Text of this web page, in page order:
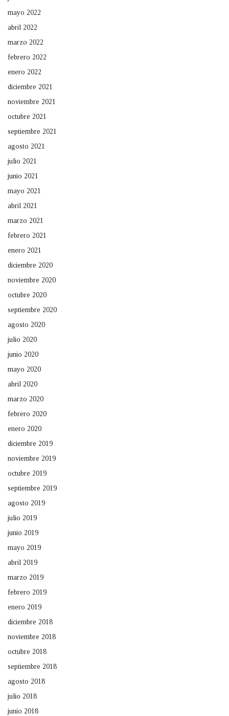
mayo 2022
abril 2022
marzo 2022
febrero 2022
enero 2022
diciembre 2021
noviembre 2021
octubre 2021
septiembre 2021
agosto 2021
julio 2021
junio 2021
mayo 2021
abril 2021
marzo 2021
febrero 2021
enero 2021
diciembre 2020
noviembre 2020
octubre 2020
septiembre 2020
agosto 2020
julio 2020
junio 2020
mayo 2020
abril 2020
marzo 2020
febrero 2020
enero 2020
diciembre 2019
noviembre 2019
octubre 2019
septiembre 2019
agosto 2019
julio 2019
junio 2019
mayo 2019
abril 2019
marzo 2019
febrero 2019
enero 2019
diciembre 2018
noviembre 2018
octubre 2018
septiembre 2018
agosto 2018
julio 2018
junio 2018